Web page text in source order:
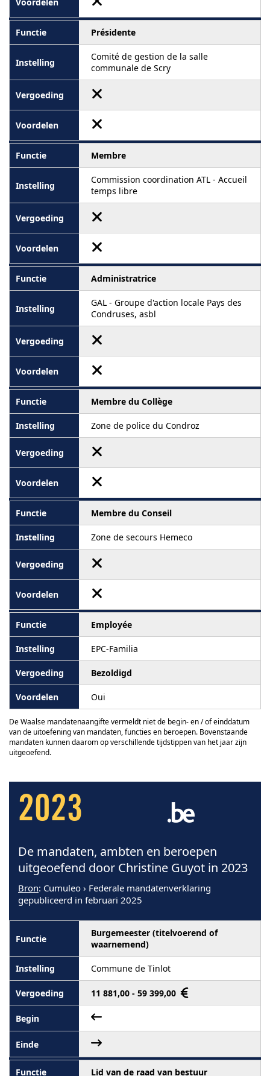
Présidente
Comité de gestion de la salle
communale de Scry
Membre
Commission coordination ATL - Accueil
temps libre
Administratrice
GAL - Groupe d'action locale Pays des
Condruses, asbl
Membre du Collège
Zone de police du Condroz
Membre du Conseil
Zone de secours Hemeco
Employée
EPC-Familia
Bezoldigd
Oui
De Waalse mandatenaangifte vermeldt niet de begin- en / of einddatum
van de uitoefening van mandaten, functies en beroepen. Bovenstaande
mandaten kunnen daarom op verschillende tijdstippen van het jaar zijn
uitgeoefend.
2023
De mandaten, ambten en beroepen
uitgeoefend door Christine Guyot in 2023
Bron: Cumuleo › Federale mandatenverklaring
gepubliceerd in februari 2025
Burgemeester (titelvoerend of
waarnemend)
Commune de Tinlot
11 881,00 - 59 399,00
Lid van de raad van bestuur